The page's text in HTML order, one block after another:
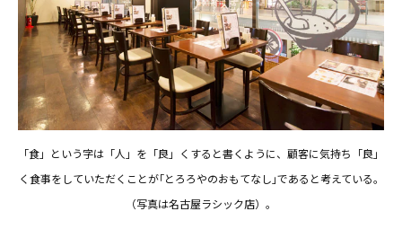
「食」という字は「人」を「良」くすると書くように、顧客に気持ち「良」
く食事をしていただくことが｢とろろやのおもてなし｣であると考えている。
（写真は名古屋ラシック店）。